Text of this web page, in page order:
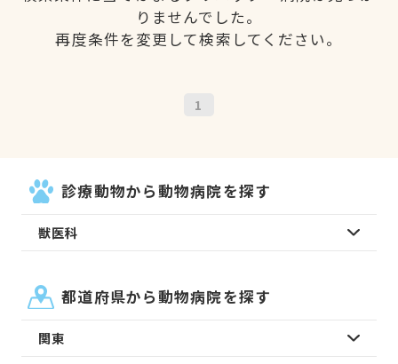
りませんでした。
再度条件を変更して検索してください。
1
診療動物から動物病院を探す
獣医科
都道府県から動物病院を探す
関東